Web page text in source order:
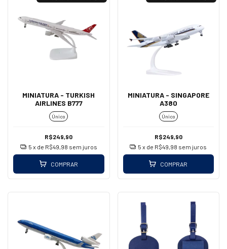
MINIATURA - TURKISH
AIRLINES B777
Único
R$249,90
5 x de R$49,98 sem juros
COMPRAR
MINIATURA - SINGAPORE
A380
Único
R$249,90
5 x de R$49,98 sem juros
COMPRAR